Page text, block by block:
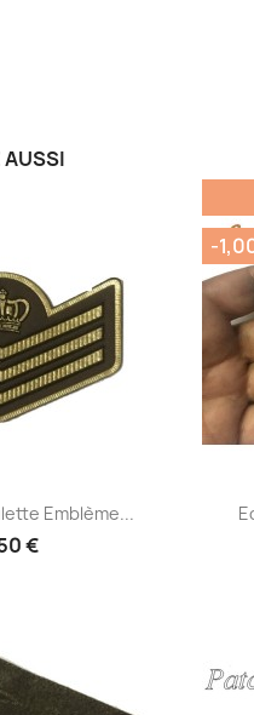
AUSSI
rapide
Emblème...
€
-